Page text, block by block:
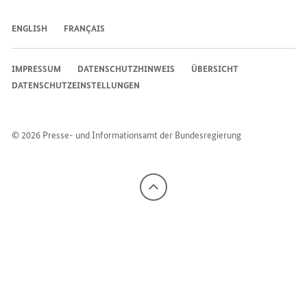
ENGLISH FRANÇAIS
© 2026 Presse- und Informationsamt der Bundesregierung
IMPRESSUM DATENSCHUTZHINWEIS
ÜBERSICHT
DATENSCHUTZEINSTELLUNGEN
Nach
oben